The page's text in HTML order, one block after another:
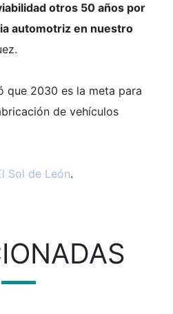
otros 50 años por
automotriz en nuestro
que 2030 es la meta para
de vehículos
Sol de León.